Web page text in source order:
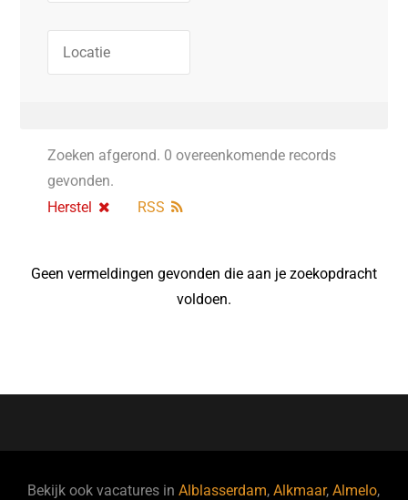
Zoeken afgerond. 0 overeenkomende records
gevonden.
Herstel
RSS
Geen vermeldingen gevonden die aan je zoekopdracht
voldoen.
Bekijk ook vacatures inAlblasserdam,Alkmaar,Almelo,